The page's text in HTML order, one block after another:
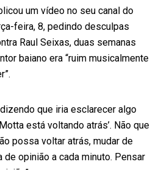
um vídeo no seu canal do
feira, 8, pedindo desculpas
Raul Seixas, duas semanas
baiano era “ruim musicalmente
que iria esclarecer algo
está voltando atrás’. Não que
possa voltar atrás, mudar de
de opinião a cada minuto. Pensar